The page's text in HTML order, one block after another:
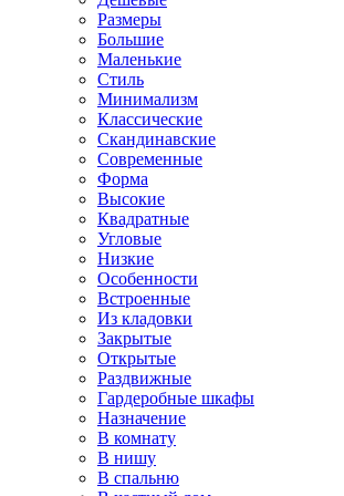
Размеры
Большие
Маленькие
Стиль
Минимализм
Классические
Скандинавские
Современные
Форма
Высокие
Квадратные
Угловые
Низкие
Особенности
Встроенные
Из кладовки
Закрытые
Открытые
Раздвижные
Гардеробные шкафы
Назначение
В комнату
В нишу
В спальню